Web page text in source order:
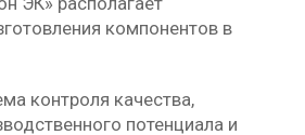
компонентов в
контроля качества,
потенциала и